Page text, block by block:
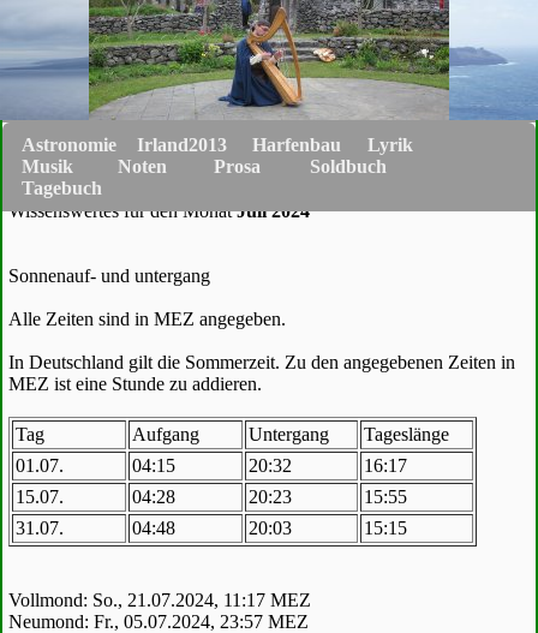
Astronomie Irland2013 Harfenbau
Lyrik
Musik
Noten Prosa
Soldbuch
Tagebuch
Wissenswertes für den MonatJuli 2024
Sonnenauf- und untergang
Alle Zeiten sind in MEZ angegeben.
In Deutschland gilt die Sommerzeit. Zu den angegebenen Zeiten in
MEZ ist eine Stunde zu addieren.
Tag Aufgang Untergang
Tageslänge
01.07.
04:15 20:32
16:17
15.07.
04:28 20:23
15:55
31.07.
04:48 20:03 15:15
Vollmond: So., 21.07.2024, 11:17 MEZ
Neumond: Fr., 05.07.2024, 23:57 MEZ